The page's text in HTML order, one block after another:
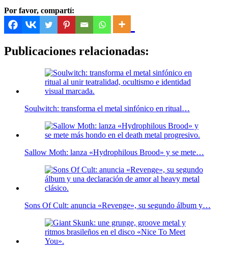
Por favor, compartí:
Publicaciones relacionadas:
Soulwitch: transforma el metal sinfónico en ritual…
Sallow Moth: lanza «Hydrophilous Brood» y se mete…
Sons Of Cult: anuncia «Revenge», su segundo álbum y…